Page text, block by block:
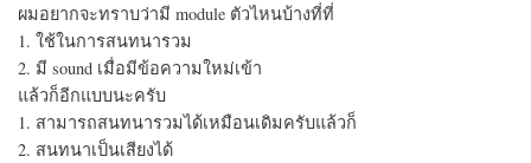
ผมอยากจะทราบว่ามี module ตัวไหนบ้างที่ที่
1. ใช้ในการสนทนารวม
2. มี sound เมื่อมีข้อความใหม่เข้า
แล้วก็อีกแบบนะครับ
1. สามารถสนทนารวมได้เหมือนเดิมครับแล้วก็
2. สนทนาเป็นเสียงได้